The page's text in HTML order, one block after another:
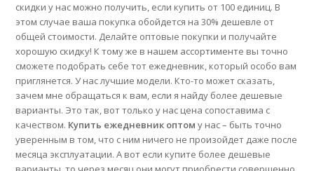
скидки у нас можно получить, если купить от 100 единиц. В
этом случае ваша покупка обойдется на 30% дешевле от
общей стоимости. Делайте оптовые покупки и получайте
хорошую скидку! К тому же в нашем ассортименте вы точно
сможете подобрать себе тот ежедневник, который особо вам
приглянется. У нас лучшие модели. Кто-то может сказать,
зачем мне обращаться к вам, если я найду более дешевые
варианты. Это так, вот только у нас цена сопоставима с
качеством. Купить ежедневник оптом у нас – быть точно
уверенным в том, что с ним ничего не произойдет даже после
месяца эксплуатации. А вот если купите более дешевые